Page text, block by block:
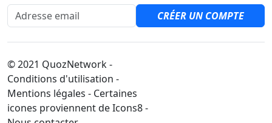
Adresse email
CRÉER UN COMPTE
© 2021 QuozNetwork -
Conditions d'utilisation -
Mentions légales - Certaines
icones proviennent de Icons8 -